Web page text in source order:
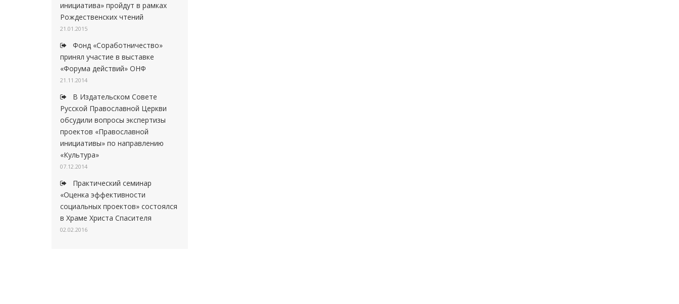
инициатива» пройдут в рамках
Рождественских чтений
21.01.2015
Фонд «Соработничество»
принял участие в выставке
«Форума действий» ОНФ
21.11.2014
В Издательском Совете
Русской Православной Церкви
обсудили вопросы экспертизы
проектов «Православной
инициативы» по направлению
«Культура»
07.12.2014
Практический семинар
«Оценка эффективности
социальных проектов» состоялся
в Храме Христа Спасителя
02.02.2016